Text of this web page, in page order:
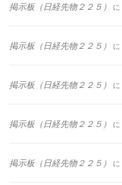
掲示板（日経先物２２５） に
掲示板（日経先物２２５） に
掲示板（日経先物２２５） に
掲示板（日経先物２２５） に
掲示板（日経先物２２５） に